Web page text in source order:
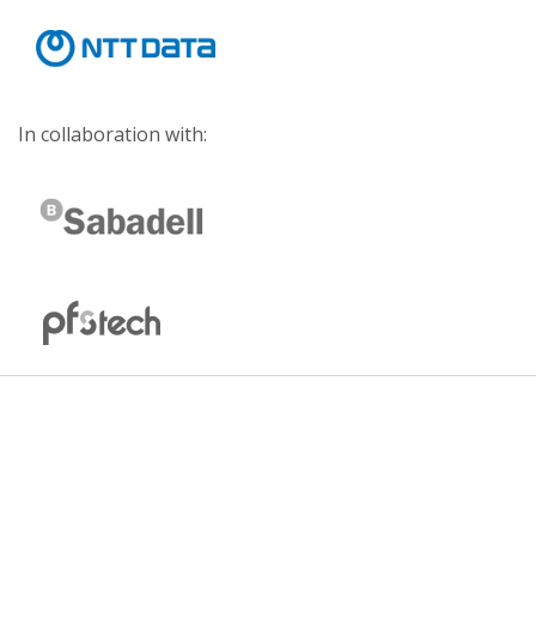
In collaboration with: